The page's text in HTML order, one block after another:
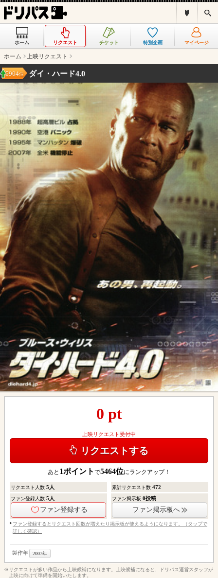
ス
ホーム リクエスト チケット 特別企画 マイページ
ホーム 上映リクエスト
ダイ・ハード4.0
5904位
0 pt
上映リクエスト受付中
リクエストする
あと 1ポイント で5464位にランクアップ！
リクエスト人数 5人 累計リクエスト数472
ファン登録人数 5人
ファン登録する
ファン掲示板0投稿
ファン掲示板へ
ファン登録するとリクエスト回数が増えたり掲示板が使えるようになります。（タップで
詳しく確認）
製作年 2007年
※リクエストが多い作品から上映候補になります。上映候補になると、ドリパス運営スタッフが
上映に向けて準備を開始いたします。